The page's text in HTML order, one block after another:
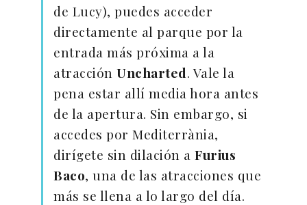
de Lucy), puedes acceder
directamente al parque por la
entrada más próxima a la
atracción Uncharted. Vale la
pena estar allí media hora antes
de la apertura. Sin embargo, si
accedes por Mediterrània,
dirígete sin dilación a Furius
Baco, una de las atracciones que
más se llena a lo largo del día.